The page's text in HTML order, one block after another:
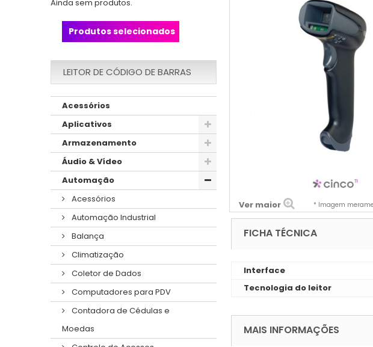
Ainda sem produtos.
Produtos selecionados
LEITOR DE CÓDIGO DE BARRAS
Acessórios
Aplicativos
Armazenamento
Áudio & Vídeo
Automação
Acessórios
Automação Industrial
Balança
Climatização
Coletor de Dados
Computadores para PDV
Contadora de Cédulas e
Moedas
Ver maior * Imagem
FICHA TÉCNICA
Interface
Tecnologia do leitor
MAIS INFORMAÇÕES